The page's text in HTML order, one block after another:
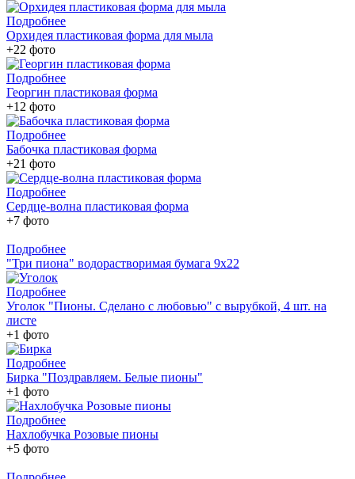
Подробнее
Орхидея пластиковая форма для мыла
+22 фото
Подробнее
Георгин пластиковая форма
+12 фото
Подробнее
Бабочка пластиковая форма
+21 фото
Подробнее
Сердце-волна пластиковая форма
+7 фото
Подробнее
"Три пиона" водорастворимая бумага 9х22
Подробнее
Уголок "Пионы. Сделано с любовью" с вырубкой, 4 шт. на
листе
+1 фото
Подробнее
Бирка "Поздравляем. Белые пионы"
+1 фото
Подробнее
Нахлобучка Розовые пионы
+5 фото